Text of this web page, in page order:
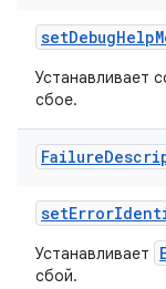
setDebugHelp
Устанавливает
сбое.
Failure
setError
Устанавливает
сбой.